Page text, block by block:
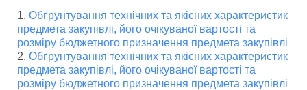
1. Обґрунтування технічних та якісних характеристик
предмета закупівлі, його очікуваної вартості та
розміру бюджетного призначення предмета закупівлі
2. Обґрунтування технічних та якісних характеристик
предмета закупівлі, його очікуваної вартості та
розміру бюджетного призначення предмета закупівлі